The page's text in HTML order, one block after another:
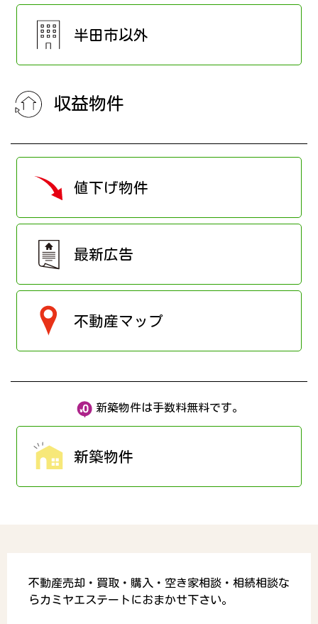
半田市以外
収益物件
値下げ物件
最新広告
不動産マップ
新築物件は手数料無料です。
新築物件
不動産売却・買取・購入・空き家相談・相続相談な
らカミヤエステートにおまかせ下さい。